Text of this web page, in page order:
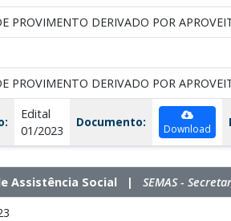
PROVIMENTO DERIVADO POR
PROVIMENTO DERIVADO POR
Edital
01/2023
Documento: Download
Assistência Social | SEMAS -